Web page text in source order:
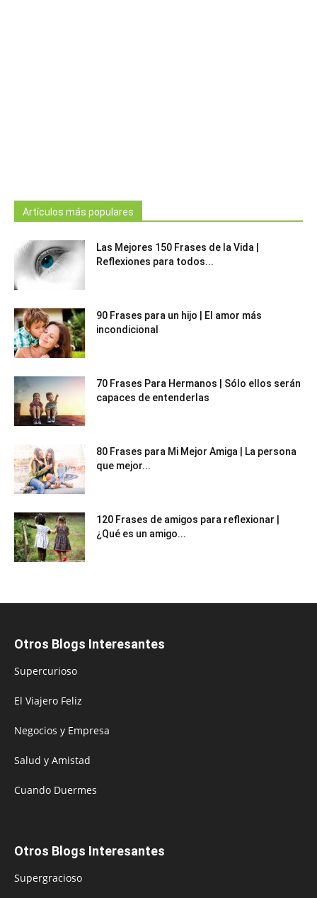
Artículos más populares
Las Mejores 150 Frases de la Vida |
Reflexiones para todos...
90 Frases para un hijo | El amor más
incondicional
70 Frases Para Hermanos | Sólo ellos serán
capaces de entenderlas
80 Frases para Mi Mejor Amiga | La persona
que mejor...
120 Frases de amigos para reflexionar |
¿Qué es un amigo...
Otros Blogs Interesantes
Supercurioso
El Viajero Feliz
Negocios y Empresa
Salud y Amistad
Cuando Duermes
Otros Blogs Interesantes
Supergracioso